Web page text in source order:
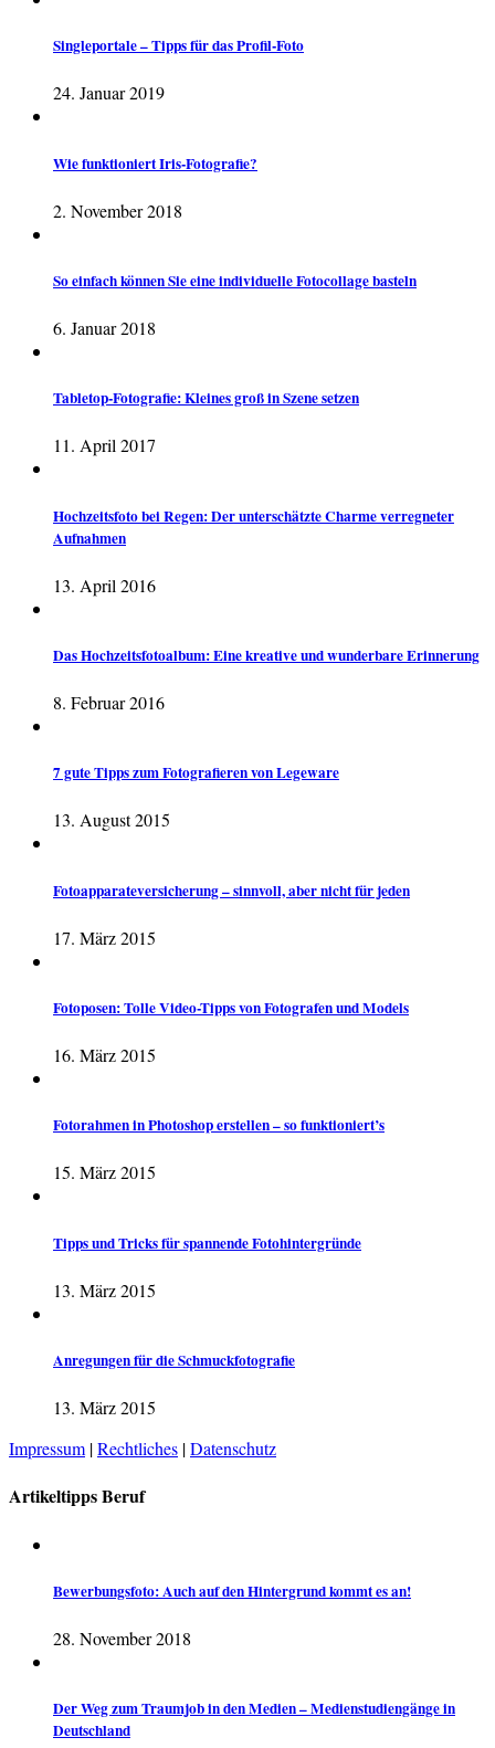
Singleportale – Tipps für das Profil-Foto
24. Januar 2019
Wie funktioniert Iris-Fotografie?
2. November 2018
So einfach können Sie eine individuelle Fotocollage basteln
6. Januar 2018
Tabletop-Fotografie: Kleines groß in Szene setzen
11. April 2017
Hochzeitsfoto bei Regen: Der unterschätzte Charme verregneter
Aufnahmen
13. April 2016
Das Hochzeitsfotoalbum: Eine kreative und wunderbare Erinnerung
8. Februar 2016
7 gute Tipps zum Fotografieren von Legeware
13. August 2015
Fotoapparateversicherung – sinnvoll, aber nicht für jeden
17. März 2015
Fotoposen: Tolle Video-Tipps von Fotografen und Models
16. März 2015
Fotorahmen in Photoshop erstellen – so funktioniert’s
15. März 2015
Tipps und Tricks für spannende Fotohintergründe
13. März 2015
Anregungen für die Schmuckfotografie
13. März 2015
Impressum |Rechtliches |Datenschutz
Artikeltipps Beruf
Bewerbungsfoto: Auch auf den Hintergrund kommt es an!
28. November 2018
Der Weg zum Traumjob in den Medien – Medienstudiengänge in
Deutschland